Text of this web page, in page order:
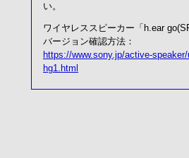
い。
ワイヤレススピーカー「h.ear
バージョン確認方法：
https://www.sony.jp/active-
hg1.html